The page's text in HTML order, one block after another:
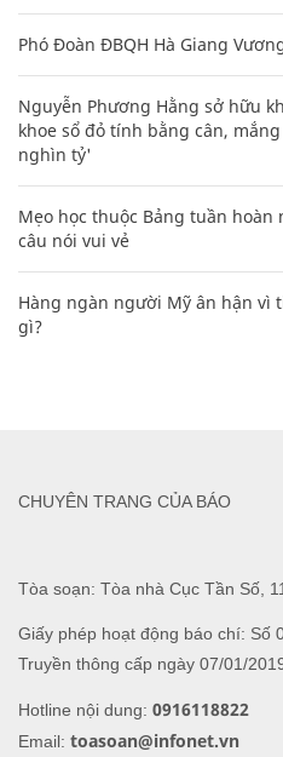
Phó Đoàn ĐBQH Hà Giang
Nguyễn Phương Hằng sở hữu
khoe sổ đỏ tính bằng cân,
nghìn tỷ'
Mẹo học thuộc Bảng tuần
câu nói vui vẻ
Hàng ngàn người Mỹ ân hận vì
gì?
Tòa soạn: Tòa nhà Cục Tần Số,
Giấy phép hoạt động báo chí: Số
Truyền thông cấp ngày 07/01/
Hotline nội dung: 0916118822
Email: toasoan@infonet.vn
CHUYÊN TRANG CỦA BÁO